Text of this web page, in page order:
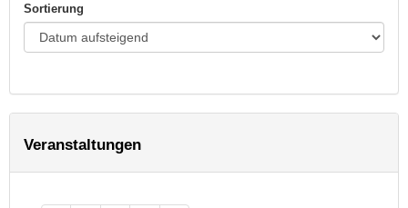
Sortierung
Veranstaltungen